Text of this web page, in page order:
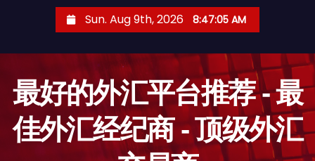
Sun. Aug 9th, 2026 8:47:06 AM
最好的外汇平台推荐 - 最
佳外汇经纪商 - 顶级外汇